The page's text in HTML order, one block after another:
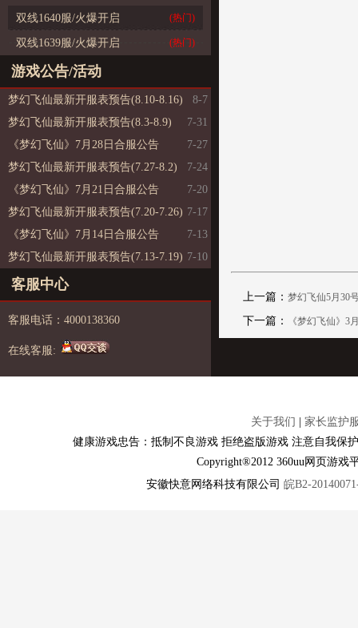
双线1640服/火爆开启 (热门)
双线1639服/火爆开启 (热门)
游戏公告/活动
梦幻飞仙最新开服表预告(8.10-8.16)
8-7
梦幻飞仙最新开服表预告(8.3-8.9)
7-31
《梦幻飞仙》7月28日合服公告
7-27
梦幻飞仙最新开服表预告(7.27-8.2)
7-24
《梦幻飞仙》7月21日合服公告
7-20
梦幻飞仙最新开服表预告(7.20-7.26) 7-17
《梦幻飞仙》7月14日合服公告
7-13
梦幻飞仙最新开服表预告(7.13-7.19) 7-10
客服中心
客服电话：4000138360
在线客服:
上一篇： 梦幻飞仙5月30
下一篇： 《梦幻飞仙》3
关于我们
家长监护
健康游戏忠告：抵制不良游戏 拒绝盗版游戏 注意自我保
Copyright®2012 360uu网页游
安徽快意网络科技有限公司 皖B2-